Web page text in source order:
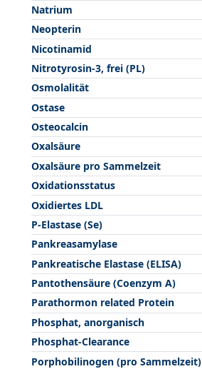
Natrium
Neopterin
Nicotinamid
Nitrotyrosin-3, frei (PL)
Osmolalität
Ostase
Osteocalcin
Oxalsäure
Oxalsäure pro Sammelzeit
Oxidationsstatus
Oxidiertes LDL
P-Elastase (Se)
Pankreasamylase
Pankreatische Elastase (ELISA)
Pantothensäure (Coenzym A)
Parathormon related Protein
Phosphat, anorganisch
Phosphat-Clearance
Porphobilinogen (pro Sammelzeit)